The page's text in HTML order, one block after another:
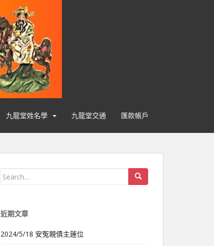
九龍堂姓名學 九龍堂交通 匯款帳戶
Search for:
近期文章
2024/5/18 安冤親債主蓮位